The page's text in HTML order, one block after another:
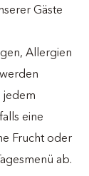
Gäste
Allergien
jedem
eine
Frucht oder
ab.